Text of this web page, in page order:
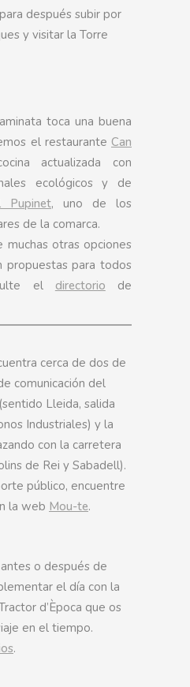
después subir por
y visitar la Torre
toca una buena
el restaurante Can
actualizada con
ecológicos y de
Pupinet, uno de los
de la comarca.
muchas otras opciones
propuestas para todos
el directorio de
cerca de dos de
comunicación del
Lleida, salida
Industriales) y la
con la carretera
de Rei y Sabadell).
público, encuentre
la web Mou-te.
o después de
el día con la
d’Època que os
en el tiempo.
.